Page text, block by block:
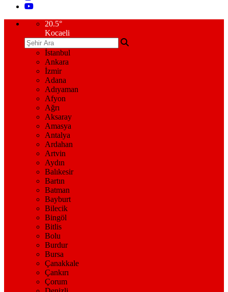
20.5°
Kocaeli
İstanbul
Ankara
İzmir
Adana
Adıyaman
Afyon
Ağrı
Aksaray
Amasya
Antalya
Ardahan
Artvin
Aydın
Balıkesir
Bartın
Batman
Bayburt
Bilecik
Bingöl
Bitlis
Bolu
Burdur
Bursa
Çanakkale
Çankırı
Çorum